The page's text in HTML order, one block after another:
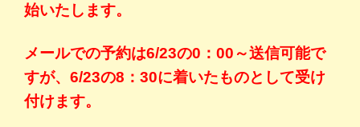
始いたします。
メールでの予約は6/23の0：00～送信可能で
すが、6/23の8：30に着いたものとして受け
付けます。